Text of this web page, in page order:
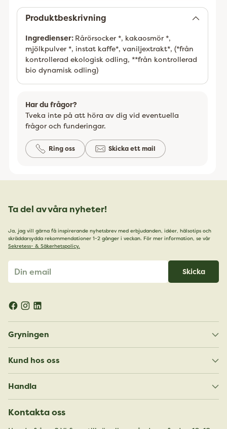
Produktbeskrivning
Ingredienser: Rårörsocker *, kakaosmör *,
mjölkpulver *, instat kaffe*, vaniljextrakt*, (*från
kontrollerad ekologisk odling, **från kontrollerad
bio dynamisk odling)
Har du frågor?
Tveka inte på att höra av dig vid eventuella
frågor och funderingar.
Ring oss Skicka ett mail
Ta del av våra nyheter!
Ja, jag vill gärna få inspirerande nyhetsbrev med erbjudanden, idéer, hälsotips och
skräddarsydda rekommendationer 1-2 gånger i veckan. För mer information, se vår
Sekretess- & Säkerhetspolicy.
email
Skicka
Gryningen
Kund hos oss
Handla
Kontakta oss